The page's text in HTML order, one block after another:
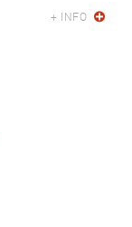
+ INFO